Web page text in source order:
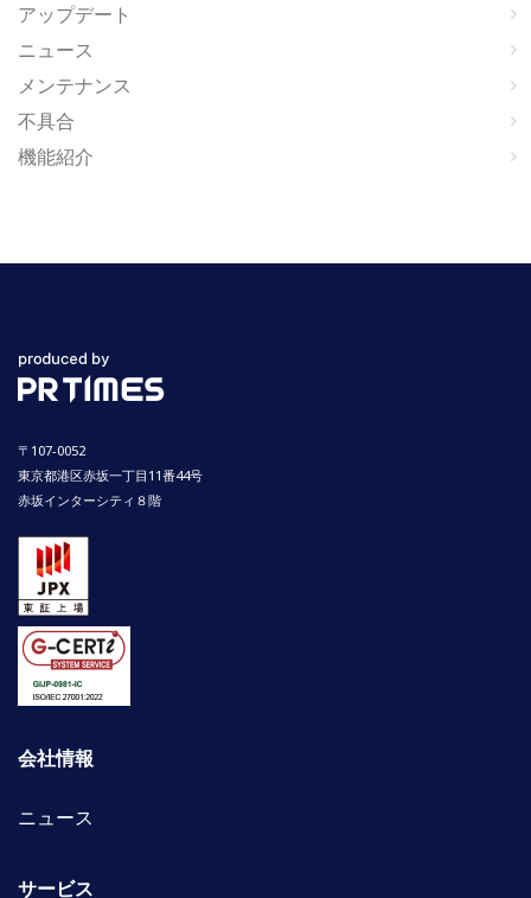
アップデート
ニュース
メンテナンス
不具合
機能紹介
〒107-0052
東京都港区赤坂一丁目11番44号
赤坂インターシティ８階
会社情報
ニュース
サービス